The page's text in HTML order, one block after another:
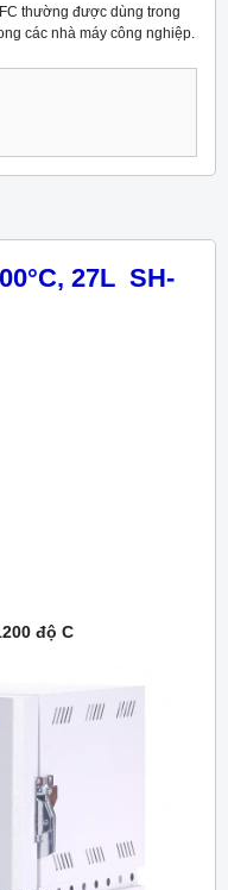
thường được dùng trong
các nhà máy công nghiệp.
°C, 27L SH-
độ C